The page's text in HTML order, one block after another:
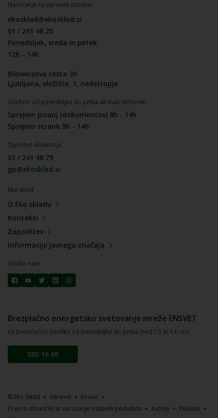
Naročanje na upravne storitve:
ekosklad@ekosklad.si
01 / 241 48 20
Ponedeljek, sreda in petek
12h - 14h
Bleiweisova cesta 30
Ljubljana, vložišče, 1. nadstropje
Osebno od ponedeljka do petka ali vsak delovnik:
Sprejem pisanj (dokumentov) 8h - 14h
Sprejem strank 9h - 14h
Tajništvo direktorja
01 / 241 48 79
gp@ekosklad.si
Eko sklad
O Eko skladu
Kontakti
Zaposlitev
Informacije javnega značaja
Sledite nam
Brezplačno energetsko svetovanje mreže ENSVET
na brezplačno številko od ponedeljka do petka med 10. in 14. uro.
080 16 69
© Eko Sklad Intranet
Ensvet
Pravno obvestilo in varovanje osebnih podatkov
Avtorji
Piškotki